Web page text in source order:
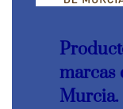
marcas
Murcia.